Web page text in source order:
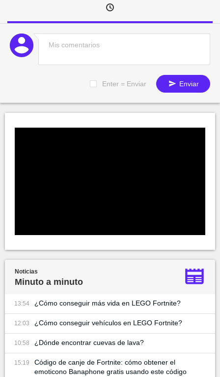
Enter = Enviar Enviar
Noticias
Minuto a minuto
13:54 ¿Cómo conseguir más vida en LEGO Fortnite?
12:03 ¿Cómo conseguir vehículos en LEGO Fortnite?
10:58 ¿Dónde encontrar cuevas de lava?
15:19
Código de canje de Fortnite: cómo obtener el
emoticono Banaphone gratis usando este código